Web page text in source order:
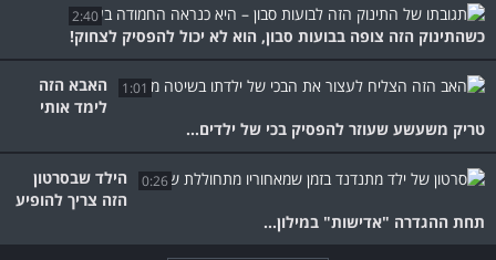
2:40
כשהתינוק הזה צופה בבועות סבון, הוא לא יכול להפסיק לצחוק!
1:01
האבא הזה
לימד אותי
טריק משעשע שעוזר להפסיק בכי של ילדים...
0:26
הילד שבסרטון
הזה צריך להופיע
תחת ההגדרה "אדישות" במילון...